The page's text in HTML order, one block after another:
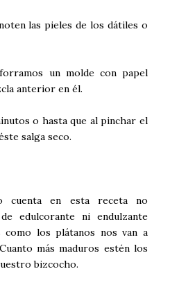
las pieles de los dátiles o
un molde con papel
anterior en él.
o hasta que al pinchar el
salga seco.
cuenta en esta receta no
edulcorante ni endulzante
los plátanos nos van a
más maduros estén los
bizcocho.